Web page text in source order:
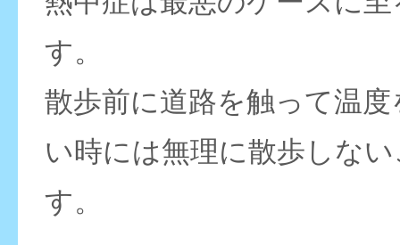
す。
散歩前に道路を触って温
い時には無理に散歩しな
す。